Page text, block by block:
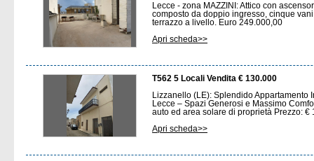
Lecce - zona MAZZINI: Attico con
composto da doppio ingresso, cinque
terrazzo a livello. Euro 249.000,00
Apri scheda>>
T562 5 Locali Vendita € 130.000
Lizzanello (LE): Splendido Appartamento
Lecce – Spazi Generosi e Massimo
auto ed area solare di proprietà Prezzo: €
Apri scheda>>